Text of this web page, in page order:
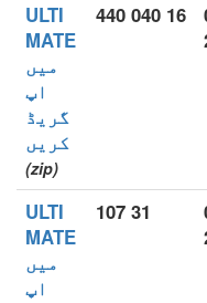
16 040 440
ULTI
MATE
میں
اپ
گریڈ
کریں
(zip)
31 107
ULTI
MATE
میں
اپ